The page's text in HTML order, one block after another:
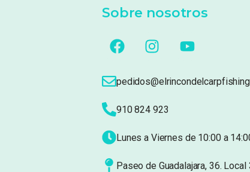
Sobre nosotros
910 824 923
Lunes a Viernes de 10:00 a
Paseo de Guadalajara, 36.